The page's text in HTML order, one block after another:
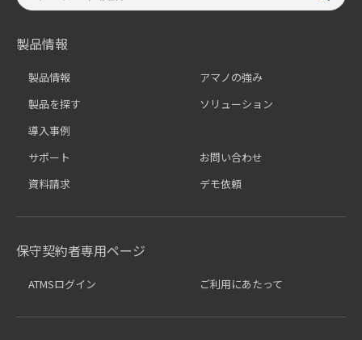
製品情報
製品情報
アマノの強み
製品を探す
ソリューション
導入事例
サポート
お問い合わせ
資料請求
デモ依頼
保守契約者専用ページ
ATMSログイン ご利用にあたって